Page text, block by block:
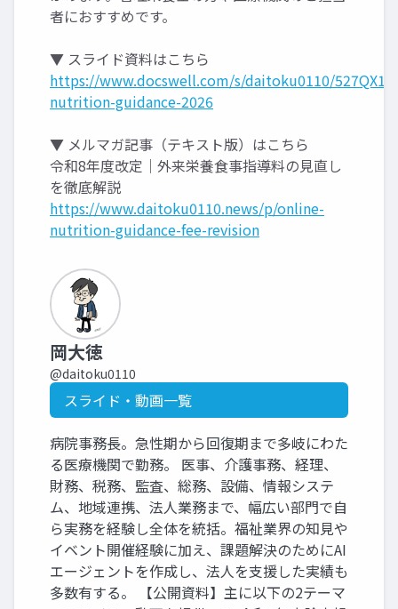
者におすすめです。
▼ スライド資料はこちら
https://www.docswell.com/s/daitoku0110/527QX1-
nutrition-guidance-2026
▼ メルマガ記事（テキスト版）はこちら
令和8年度改定｜外来栄養食事指導料の見直し
を徹底解説
https://www.daitoku0110.news/p/online-
nutrition-guidance-fee-revision
岡大徳
@daitoku0110
スライド・動画一覧
病院事務長。急性期から回復期まで多岐にわた
る医療機関で勤務。 医事、介護事務、経理、
財務、税務、監査、総務、設備、情報システ
ム、地域連携、法人業務まで、幅広い部門で自
ら実務を経験し全体を統括。福祉業界の知見や
イベント開催経験に加え、課題解決のためにAI
エージェントを作成し、法人を支援した実績も
多数有する。 【公開資料】主に以下の2テーマ